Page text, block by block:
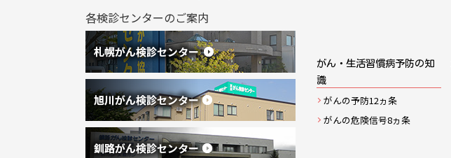
がん・生活習慣病予防の知
識
がんの予防12ヵ条
がんの危険信号8ヵ条
各検診センターのご案内